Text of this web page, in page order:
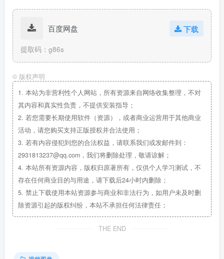
百度网盘 下载
提取码：g86s
© 版权声明
1. 本站为非营利性个人网站，所有资源来自网络收集整理，不对
其内容和真实性负责，不提供安装指导；
2. 若您需要长期使用软件（资源），或者商业运营用于其他商业
活动，请您购买支持正版授权并合法使用；
3. 若有内容侵犯到您的合法权益，请联系我们或发邮件到：
2931813237@qq.com，我们将删除处理，敬请谅解；
4. 本站所有资源内容，版权归原著所有，仅供个人学习测试，不
存在任何商业目的与用途，请下载后24小时内删除；
5. 禁止下载使用本站资源参与商业和非法行为，如用户未及时删
除资源引起的版权纠纷，本站不承担任何法律责任；
THE END